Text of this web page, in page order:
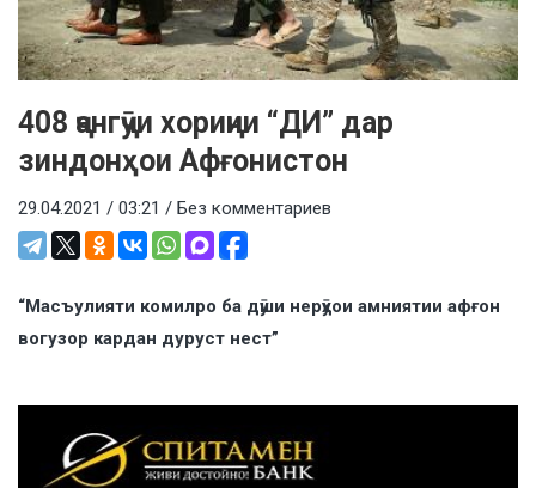
408 ҷангҷӯи хориҷии “ДИ” дар
зиндонҳои Афғонистон
29.04.2021 / 03:21 / Без комментариев
“Масъулияти комилро ба дӯши нерӯҳои амниятии афғон
вогузор кардан дуруст нест”